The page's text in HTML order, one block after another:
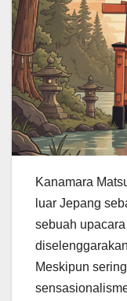
Kanamara
luar Jepang
sebuah
Meskipun